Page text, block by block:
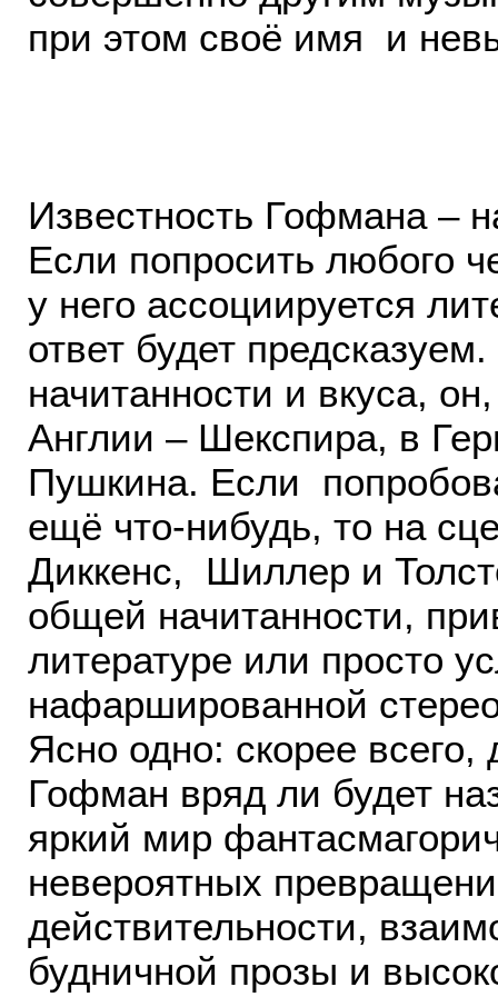
при этом своё имя и
Известность Гофмана –
Если попросить любого
у него ассоциируется
ответ будет
начитанности и вкуса,
Англии – Шекспира, в
Пушкина. Если
ещё что-нибудь, то на
Диккенс, Шиллер и
общей начитанности,
литературе или просто
нафаршированной
Ясно одно: скорее
Гофман вряд ли будет
яркий мир
невероятных
действительности,
будничной прозы и